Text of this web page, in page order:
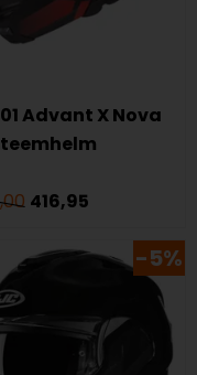
Advant X Nova
416,95
-5%